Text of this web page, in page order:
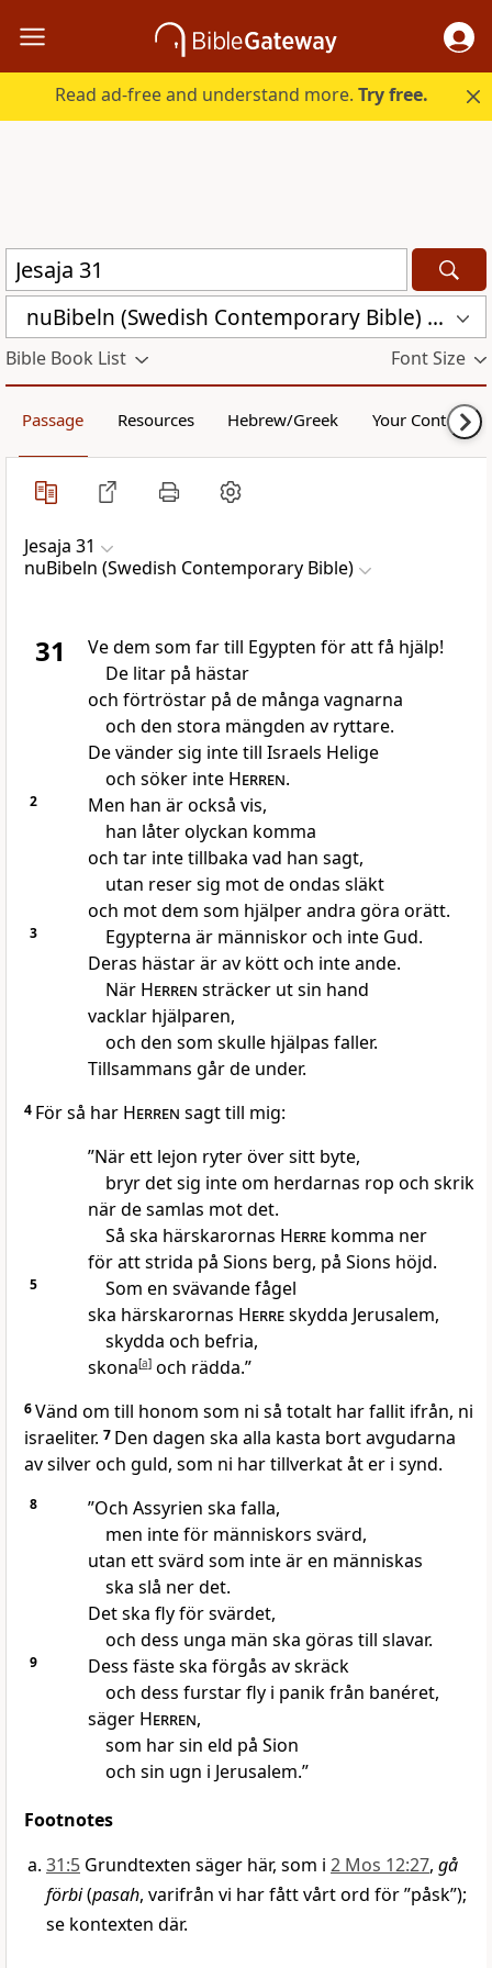
Read ad-free and understand more.Try free.
nuBibeln (Swedish Contemporary Bible) (NUB)
Bible Book List Font Size
Passage Resources Hebrew/Greek Your Content
Jesaja 31
nuBibeln (Swedish Contemporary Bible)
31
Ve dem som far till Egypten för att få hjälp!
De litar på hästar
och förtröstar på de många vagnarna
och den stora mängden av ryttare.
De vänder sig inte till Israels Helige
och söker inte Herren.
2
Men han är också vis,
han låter olyckan komma
och tar inte tillbaka vad han sagt,
utan reser sig mot de ondas släkt
och mot dem som hjälper andra göra orätt.
3
Egypterna är människor och inte Gud.
Deras hästar är av kött och inte ande.
När Herren sträcker ut sin hand
vacklar hjälparen,
och den som skulle hjälpas faller.
Tillsammans går de under.
4 För så har Herren sagt till mig:
”När ett lejon ryter över sitt byte,
bryr det sig inte om herdarnas rop och skrik
när de samlas mot det.
Så ska härskarornas Herrekomma ner
för att strida på Sions berg, på Sions höjd.
5
Som en svävande fågel
ska härskarornas Herreskydda Jerusalem,
skydda och befria,
skona[a]och rädda.”
6Vänd om till honom som ni så totalt har fallit ifrån, ni
israeliter. 7 Den dagen ska alla kasta bort avgudarna
av silver och guld, som ni har tillverkat åt er i synd.
8
”Och Assyrien ska falla,
men inte för människors svärd,
utan ett svärd som inte är en människas
ska slå ner det.
Det ska fly för svärdet,
och dess unga män ska göras till slavar.
9
Dess fäste ska förgås av skräck
och dess furstar fly i panik från banéret,
säger Herren,
som har sin eld på Sion
och sin ugn i Jerusalem.”
Footnotes
31:5 Grundtexten säger här, som i 2 Mos 12:27, gå
förbi(pasah, varifrån vi har fått vårt ord för ”påsk”);
se kontexten där.